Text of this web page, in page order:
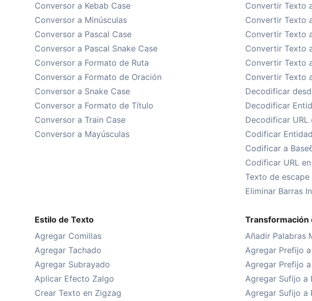
Conversor a Kebab Case
Conversor a Minúsculas
Conversor a Pascal Case
Conversor a Pascal Snake Case
Conversor a Formato de Ruta
Conversor a Formato de Oración
Conversor a Snake Case
Conversor a Formato de Título
Conversor a Train Case
Conversor a Mayúsculas
Convertir Texto
Convertir Texto
Convertir Texto
Convertir Texto
Convertir Texto
Convertir Texto
Decodificar
Decodificar
Decodificar URL
Codificar
Codificar a
Codificar URL
Texto de
Eliminar Barras
Estilo de Texto
Agregar Comillas
Agregar Tachado
Agregar Subrayado
Aplicar Efecto Zalgo
Crear Texto en Zigzag
Transformación
Añadir Palabras
Agregar Prefijo
Agregar Prefijo
Agregar Sufijo a
Agregar Sufijo a